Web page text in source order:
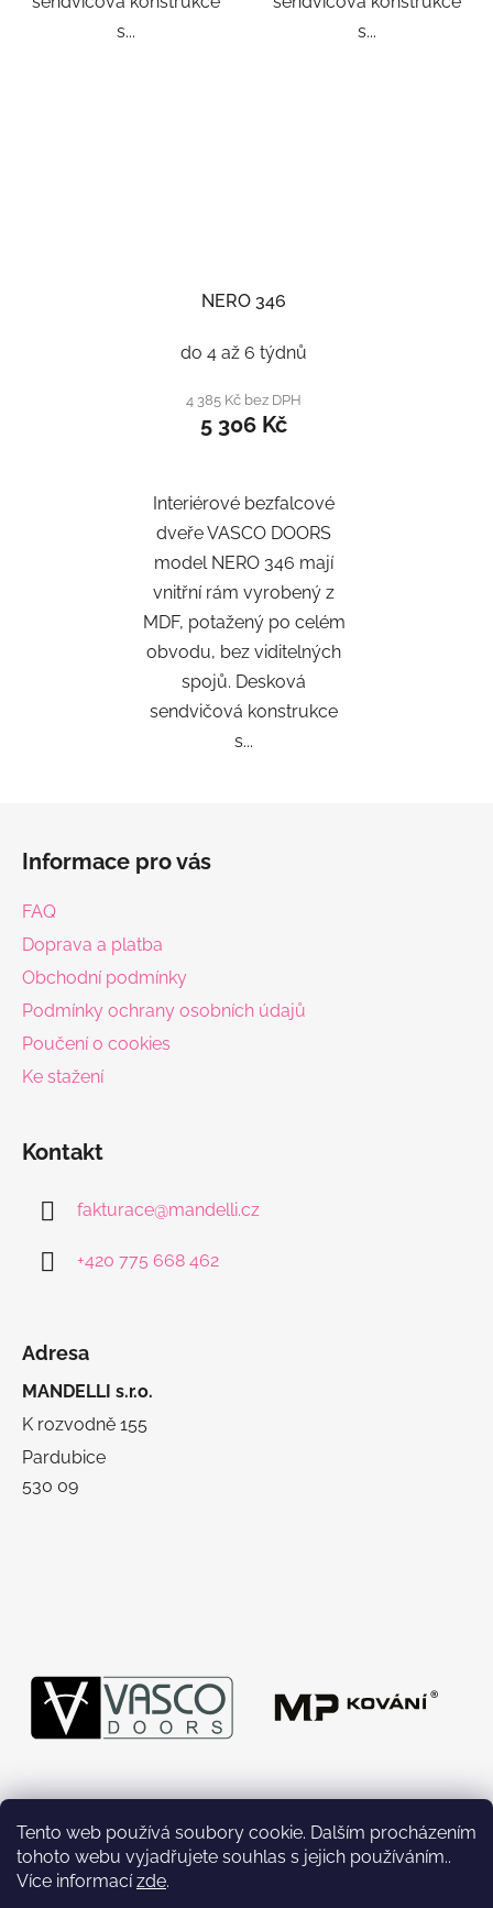
Tento web používá soubory cookie. Dalším procházením
tohoto webu vyjadřujete souhlas s jejich používáním..
Více informacízde.
s...
s...
NERO 346
do 4 až 6 týdnů
4 385 Kč bez DPH
5 306 Kč
Interiérové bezfalcové
dveře VASCO DOORS
model NERO 346 mají
vnitřní rám vyrobený z
MDF, potažený po celém
obvodu, bez viditelných
spojů. Desková
sendvičová konstrukce
s...
Informace pro vás
FAQ
Doprava a platba
Obchodní podmínky
Podmínky ochrany osobních údajů
Poučení o cookies
Ke stažení
Kontakt
fakturace@mandelli.cz
+420 775 668 462
Adresa
MANDELLI s.r.o.
K rozvodně 155
Pardubice
530 09